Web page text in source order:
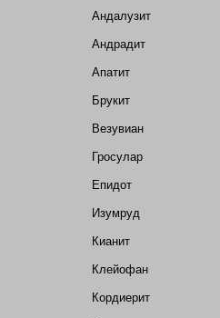
Андалузит
Андрадит
Апатит
Брукит
Везувиан
Гросулар
Епидот
Изумруд
Кианит
Клейофан
Кордиерит